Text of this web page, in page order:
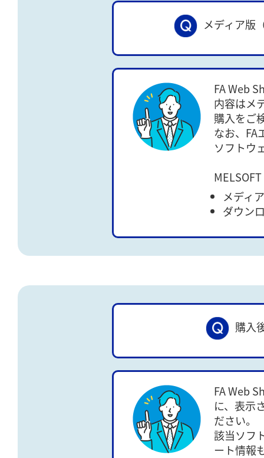
メディア版
FA Web
内容はメ
購入をご
なお、FA
ソフトウ
メディ
ダウン
購入
FA Web
に、表示
ださい。
該当ソフ
ート情報